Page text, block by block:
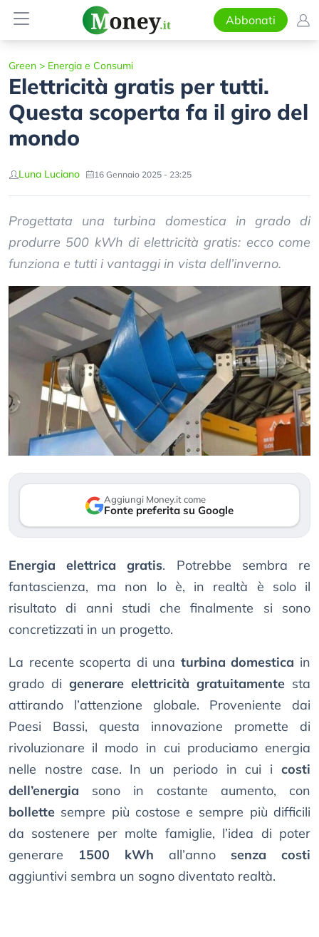
Abbonati
Green > Energia e Consumi
Elettricità gratis per tutti.
Questa scoperta fa il giro del
mondo
Luna Luciano 16 Gennaio 2025 - 23:25
Progettata una turbina domestica in grado di
produrre 500 kWh di elettricità gratis: ecco come
funziona e tutti i vantaggi in vista dell’inverno.
Aggiungi Money.it come
Fonte preferita su Google
Energia elettrica gratis. Potrebbe sembra re
fantascienza, ma non lo è, in realtà è solo il
risultato di anni studi che finalmente si sono
concretizzati in un progetto.
La recente scoperta di una turbina domestica in
grado di generare elettricità gratuitamente sta
attirando l’attenzione globale. Proveniente dai
Paesi Bassi, questa innovazione promette di
rivoluzionare il modo in cui produciamo energia
nelle nostre case. In un periodo in cui i costi
dell’energia sono in costante aumento, con
bollette sempre più costose e sempre più difficili
da sostenere per molte famiglie, l’idea di poter
generare 1500 kWh all’anno senza costi
aggiuntivi sembra un sogno diventato realtà.